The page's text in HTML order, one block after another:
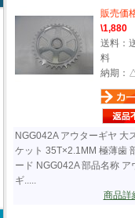
販売価
\1,880
送料：
料
納期：
NGG042A アウターギヤ 大
ケット 35T×2.1MM 極薄歯
ード NGG042A 部品名称 ア
ギ.....
商品